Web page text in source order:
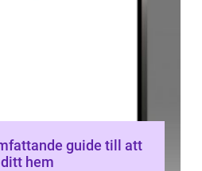
guide till att
hem